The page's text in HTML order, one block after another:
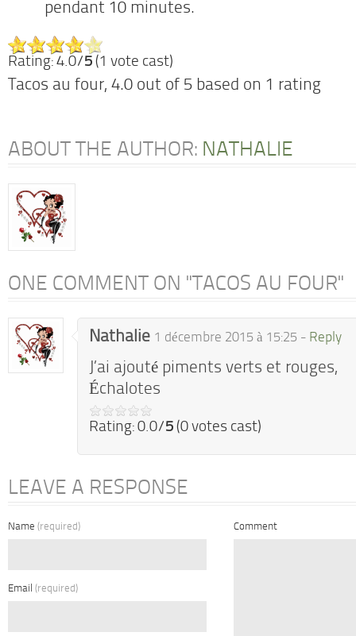
pendant 10 minutes.
Rating: 4.0/5 (1 vote cast)
Tacos au four, 4.0 out of 5 based on 1 rating
ABOUT THE AUTHOR: NATHALIE
ONE COMMENT ON "TACOS AU FOUR"
Nathalie 1 décembre 2015 à 15:25 - Reply
J’ai ajouté piments verts et rouges,
Échalotes
Rating: 0.0/5 (0 votes cast)
LEAVE A RESPONSE
Name (required)
Email (required)
Comment